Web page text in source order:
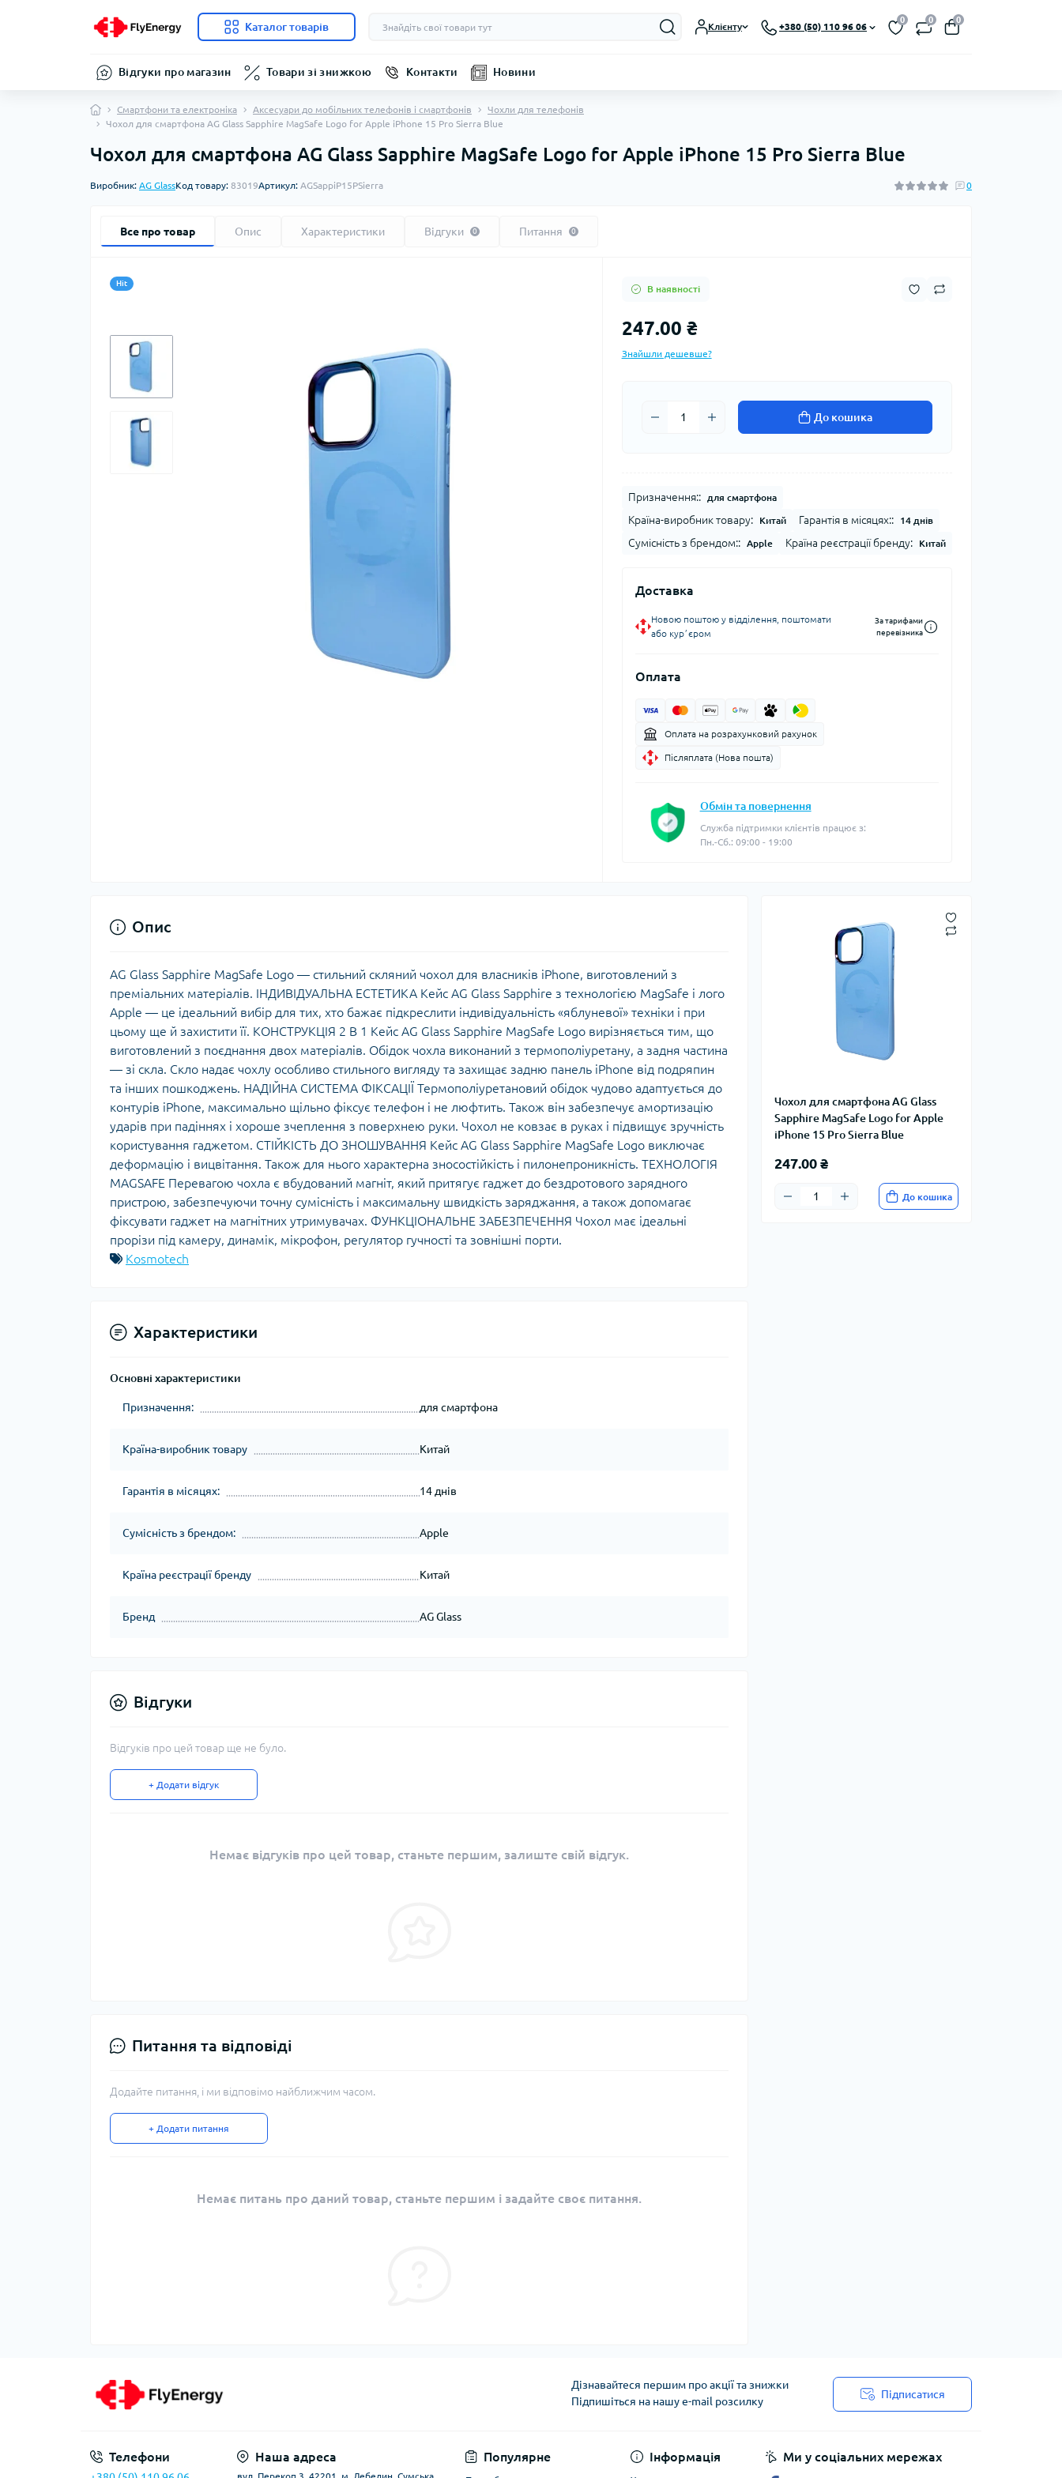
Каталог товарів Клієнту +380 (50) 110 96 06
0 0 0
Відгуки про магазин Товари зі знижкою Контакти Новини
Смартфони та електроніка Аксесуари до мобільних телефонів і смартфонів
Чохли для телефонів
Чохол для смартфона AG Glass Sapphire MagSafe Logo for Apple iPhone 15 Pro Sierra Blue
Чохол для смартфона AG Glass Sapphire MagSafe Logo for Apple iPhone 15 Pro Sierra Blue
Виробник: AG GlassКод товару: 83019Артикул: AGSappiP15PSierra 0
Все про товар Опис Характеристики Відгуки 0 Питання 0
Hit
В наявності
247.00 ₴
Знайшли дешевше?
До кошика
Призначення:: для смартфона
Країна-виробник товару: Китай Гарантія в місяцях:: 14 днів
Сумісність з брендом:: Apple Країна реєстрації бренду: Китай
Доставка
Новою поштою у відділення, поштомати
або курʼєром
За тарифами
перевізника
Оплата
Оплата на розрахунковий рахунок
Післяплата (Нова пошта)
Обмін та повернення
Служба підтримки клієнтів працює з:
Пн.-Сб.: 09:00 - 19:00
Чохол для смартфона AG Glass
Sapphire MagSafe Logo for Apple
iPhone 15 Pro Sierra Blue
247.00 ₴
До кошика
Опис
AG Glass Sapphire MagSafe Logo — стильний скляний чохол для власників iPhone, виготовлений з
преміальних матеріалів. ІНДИВІДУАЛЬНА ЕСТЕТИКА Кейс AG Glass Sapphire з технологією MagSafe і лого
Apple — це ідеальний вибір для тих, хто бажає підкреслити індивідуальність «яблуневої» техніки і при
цьому ще й захистити її. КОНСТРУКЦІЯ 2 В 1 Кейс AG Glass Sapphire MagSafe Logo вирізняється тим, що
виготовлений з поєднання двох матеріалів. Обідок чохла виконаний з термополіуретану, а задня частина
— зі скла. Скло надає чохлу особливо стильного вигляду та захищає задню панель iPhone від подряпин
та інших пошкоджень. НАДІЙНА СИСТЕМА ФІКСАЦІЇ Термополіуретановий обідок чудово адаптується до
контурів iPhone, максимально щільно фіксує телефон і не люфтить. Також він забезпечує амортизацію
ударів при падіннях і хороше зчеплення з поверхнею руки. Чохол не ковзає в руках і підвищує зручність
користування гаджетом. СТІЙКІСТЬ ДО ЗНОШУВАННЯ Кейс AG Glass Sapphire MagSafe Logo виключає
деформацію і вицвітання. Також для нього характерна зносостійкість і пилонепроникність. ТЕХНОЛОГІЯ
MAGSAFE Перевагою чохла є вбудований магніт, який притягує гаджет до бездротового зарядного
пристрою, забезпечуючи точну сумісність і максимальну швидкість заряджання, а також допомагає
фіксувати гаджет на магнітних утримувачах. ФУНКЦІОНАЛЬНЕ ЗАБЕЗПЕЧЕННЯ Чохол має ідеальні
прорізи під камеру, динамік, мікрофон, регулятор гучності та зовнішні порти.
Kosmotech
Характеристики
Основні характеристики
Призначення: для смартфона
Країна-виробник товару Китай
Гарантія в місяцях: 14 днів
Сумісність з брендом: Apple
Країна реєстрації бренду Китай
Бренд AG Glass
Відгуки
Відгуків про цей товар ще не було.
+ Додати відгук
Немає відгуків про цей товар, станьте першим, залиште свій відгук.
Питання та відповіді
Додайте питання, і ми відповімо найближчим часом.
+ Додати питання
Немає питань про даний товар, станьте першим і задайте своє питання.
Дізнавайтеся першим про акції та знижки
Підпишіться на нашу e-mail розсилку
Підписатися
Телефони Наша адреса Популярне Інформація Ми у соціальних мережах